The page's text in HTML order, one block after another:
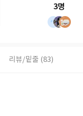
3명
리뷰/밑줄 (83)